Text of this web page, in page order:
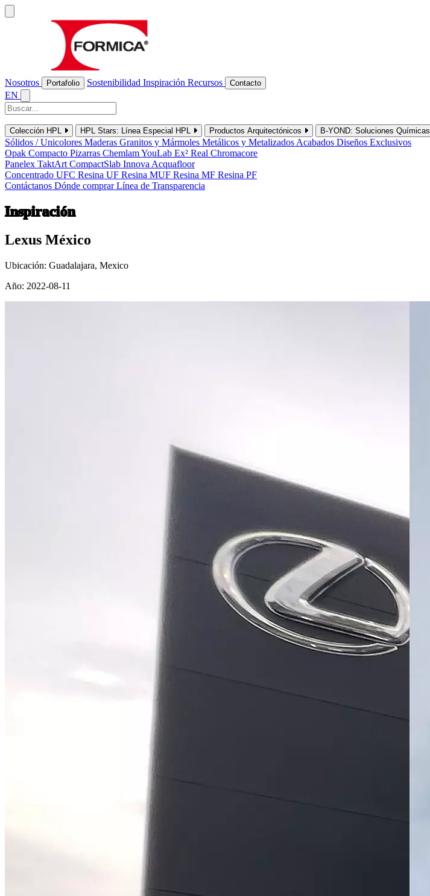
Nosotros Portafolio Sostenibilidad Inspiración Recursos Contacto
EN
Colección HPL HPL Stars: Línea Especial HPL Productos Arquitectónicos B-YOND: Soluciones Químicas
Sólidos / Unicolores Maderas Granitos y Mármoles Metálicos y Metalizados Acabados Diseños Exclusivos
Opak Compacto Pizarras ChemlamYouLab Ex² Real Chromacore
Panelex TaktArt CompactSlab Innova Acquafloor
Concentrado UFC Resina UF Resina MUF Resina MF Resina PF
Contáctanos Dónde comprarLínea de Transparencia
Inspiración
Lexus México
Ubicación: Guadalajara, Mexico
Año: 2022-08-11